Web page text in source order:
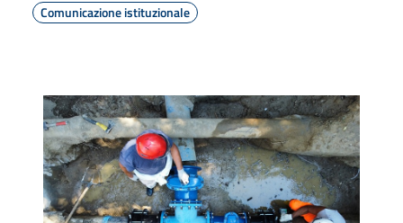
Comunicazione istituzionale